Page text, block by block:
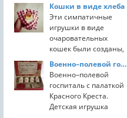
Кошки в виде хлеба
Эти симпатичные
игрушки в виде
очаровательных
кошек были созданы,
чтобы выглядеть как
теплые буханки
свежего хлеба. Эти
хлебные кошки
ручной работы были
созданы Rato Kim,...
Военно–полевой госпиталь с палаткой Красного Креста
Военно–полевой
госпиталь с палаткой
Красного Креста.
Детская игрушка